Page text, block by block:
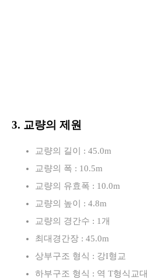
3. 교량의 제원
교량의 길이 : 45.0m
교량의 폭 : 10.5m
교량의 유효폭 : 10.0m
교량의 높이 : 4.8m
교량의 경간수 : 1개
최대경간장 : 45.0m
상부구조 형식 : 강I형교
하부구조 형식 : 역 T형식교대